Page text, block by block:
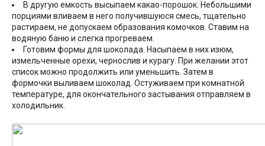
В другую емкость высыпаем какао-порошок. Небольшими
порциями вливаем в него получившуюся смесь, тщательно
растираем, не допускаем образования комочков. Ставим на
водяную баню и слегка прогреваем.
Готовим формы для шоколада. Насыпаем в них изюм,
измельченные орехи, чернослив и курагу. При желании этот
список можно продолжить или уменьшить. Затем в
формочки выливаем шоколад. Остуживаем при комнатной
температуре, для окончательного застывания отправляем в
холодильник.